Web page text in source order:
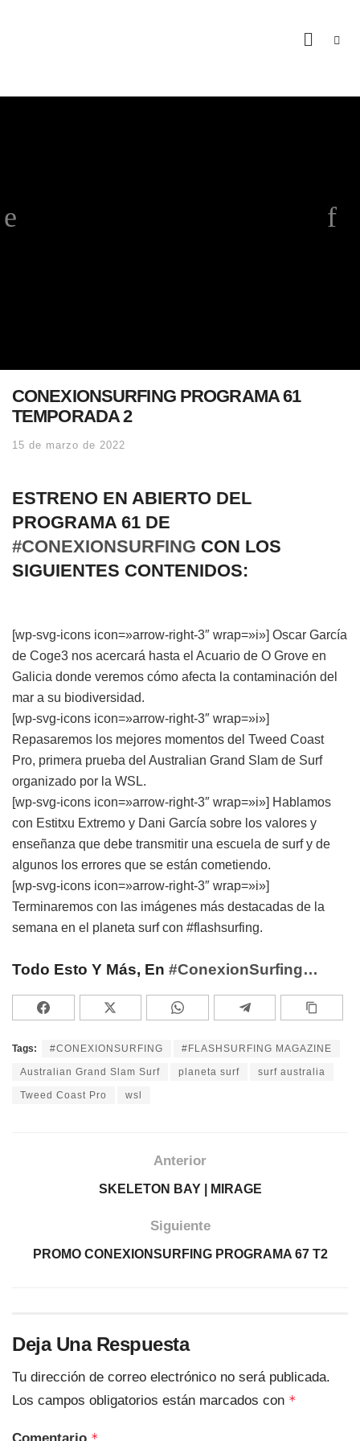
CONEXIONSURFING PROGRAMA 61
TEMPORADA 2
15 de marzo de 2022
ESTRENO EN ABIERTO DEL
PROGRAMA 61 DE
#CONEXIONSURFING CON LOS
SIGUIENTES CONTENIDOS:
[wp-svg-icons icon=»arrow-right-3″ wrap=»i»] Oscar García
de Coge3 nos acercará hasta el Acuario de O Grove en
Galicia donde veremos cómo afecta la contaminación del
mar a su biodiversidad.
[wp-svg-icons icon=»arrow-right-3″ wrap=»i»]
Repasaremos los mejores momentos del Tweed Coast
Pro, primera prueba del Australian Grand Slam de Surf
organizado por la WSL.
[wp-svg-icons icon=»arrow-right-3″ wrap=»i»] Hablamos
con Estitxu Extremo y Dani García sobre los valores y
enseñanza que debe transmitir una escuela de surf y de
algunos los errores que se están cometiendo.
[wp-svg-icons icon=»arrow-right-3″ wrap=»i»]
Terminaremos con las imágenes más destacadas de la
semana en el planeta surf con #flashsurfing.
Todo Esto Y Más, En #conexionSurfing…
Tags: #CONEXIONSURFING #FLASHSURFING MAGAZINE
Australian Grand Slam Surf planeta surf surf australia
Tweed Coast Pro wsl
Anterior
SKELETON BAY | MIRAGE
Siguiente
PROMO CONEXIONSURFING PROGRAMA 67 T2
Deja Una Respuesta
Tu dirección de correo electrónico no será publicada.
Los campos obligatorios están marcados con *